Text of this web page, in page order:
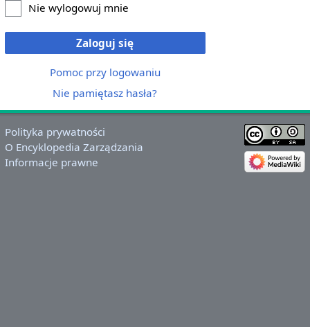
Nie wylogowuj mnie
Zaloguj się
Pomoc przy logowaniu
Nie pamiętasz hasła?
Polityka prywatności
O Encyklopedia Zarządzania
Informacje prawne